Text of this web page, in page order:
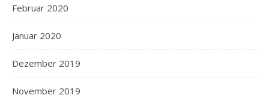
Februar 2020
Januar 2020
Dezember 2019
November 2019